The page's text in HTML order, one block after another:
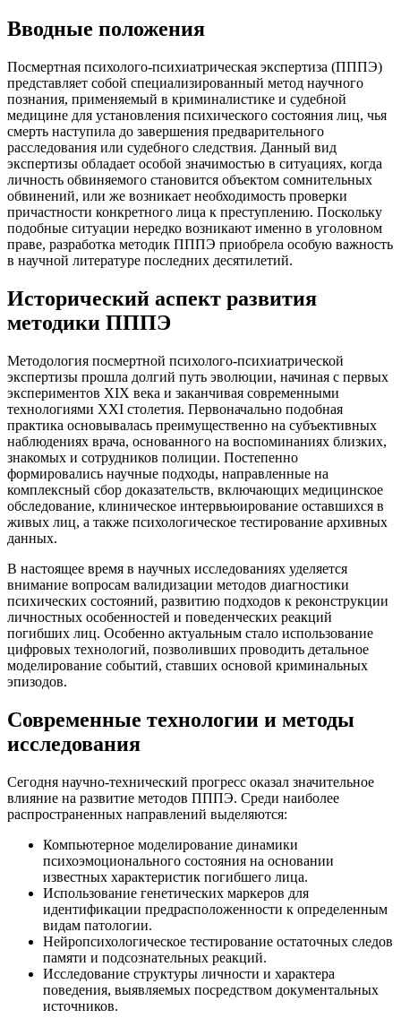
Вводные положения
Посмертная психолого-психиатрическая экспертиза (ПППЭ)
представляет собой специализированный метод научного
познания, применяемый в криминалистике и судебной
медицине для установления психического состояния лиц, чья
смерть наступила до завершения предварительного
расследования или судебного следствия. Данный вид
экспертизы обладает особой значимостью в ситуациях, когда
личность обвиняемого становится объектом сомнительных
обвинений, или же возникает необходимость проверки
причастности конкретного лица к преступлению. Поскольку
подобные ситуации нередко возникают именно в уголовном
праве, разработка методик ПППЭ приобрела особую важность
в научной литературе последних десятилетий.
Исторический аспект развития
методики ПППЭ
Методология посмертной психолого-психиатрической
экспертизы прошла долгий путь эволюции, начиная с первых
экспериментов XIX века и заканчивая современными
технологиями XXI столетия. Первоначально подобная
практика основывалась преимущественно на субъективных
наблюдениях врача, основанного на воспоминаниях близких,
знакомых и сотрудников полиции. Постепенно
формировались научные подходы, направленные на
комплексный сбор доказательств, включающих медицинское
обследование, клиническое интервьюирование оставшихся в
живых лиц, а также психологическое тестирование архивных
данных.
В настоящее время в научных исследованиях уделяется
внимание вопросам валидизации методов диагностики
психических состояний, развитию подходов к реконструкции
личностных особенностей и поведенческих реакций
погибших лиц. Особенно актуальным стало использование
цифровых технологий, позволивших проводить детальное
моделирование событий, ставших основой криминальных
эпизодов.
Современные технологии и методы
исследования
Сегодня научно-технический прогресс оказал значительное
влияние на развитие методов ПППЭ. Среди наиболее
распространенных направлений выделяются:
Компьютерное моделирование динамики
психоэмоционального состояния на основании
известных характеристик погибшего лица.
Использование генетических маркеров для
идентификации предрасположенности к определенным
видам патологии.
Нейропсихологическое тестирование остаточных следов
памяти и подсознательных реакций.
Исследование структуры личности и характера
поведения, выявляемых посредством документальных
источников.